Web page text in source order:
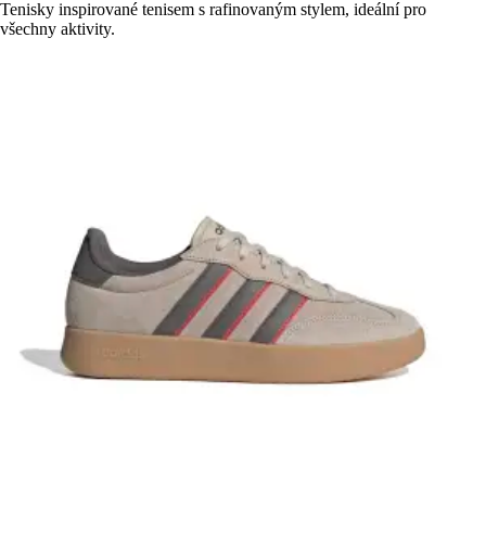
Tenisky inspirované tenisem s rafinovaným stylem, ideální pro
všechny aktivity.